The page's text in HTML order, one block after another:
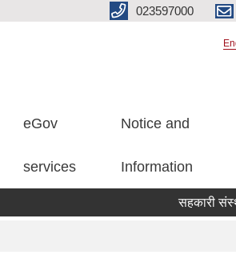
023597000
eGov
services
Notice and
Information
सहकारी